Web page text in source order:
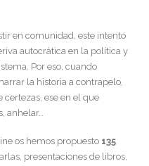
en comunidad, este intento
autocrática en la política y
Por eso, cuando
la historia a contrapelo,
certezas, ese en el que
anhelar…
os hemos propuesto 135
presentaciones de libros,